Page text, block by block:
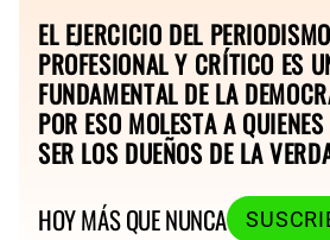
EL EJERCICIO DEL PERIODISMO
PROFESIONAL Y CRÍTICO ES
FUNDAMENTAL DE LA
POR ESO MOLESTA A QUIENES
SER LOS DUEÑOS DE LA
HOY MÁS QUE NUNCA